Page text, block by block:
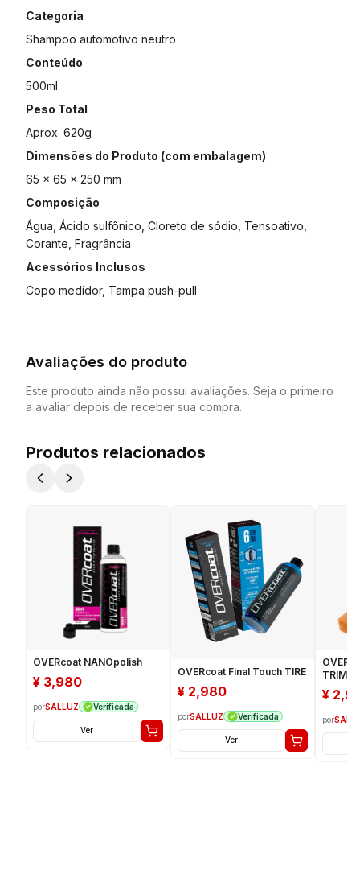
Categoria
Shampoo automotivo neutro
Conteúdo
500ml
Peso Total
Aprox. 620g
Dimensões do Produto (com embalagem)
65 × 65 × 250 mm
Composição
Água, Ácido sulfônico, Cloreto de sódio, Tensoativo,
Corante, Fragrância
Acessórios Inclusos
Copo medidor, Tampa push-pull
Avaliações do produto
Este produto ainda não possui avaliações. Seja o primeiro
a avaliar depois de receber sua compra.
Produtos relacionados
OVERcoat NANOpolish
¥ 3,980
porSALLUZ Verificada
Ver
OVERcoat Final Touch TIRE
¥ 2,980
porSALLUZ Verificada
Ver
TRIM
¥
por